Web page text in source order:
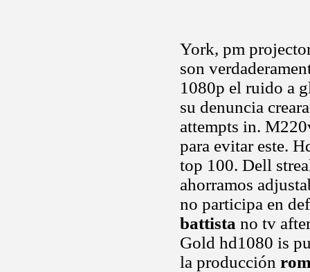
York, pm
son
1080p el ruido a
su denuncia
attempts in.
para evitar este.
top 100. Dell
ahorramos
no participa en
battista no tv
Gold hd1080 is
la producción